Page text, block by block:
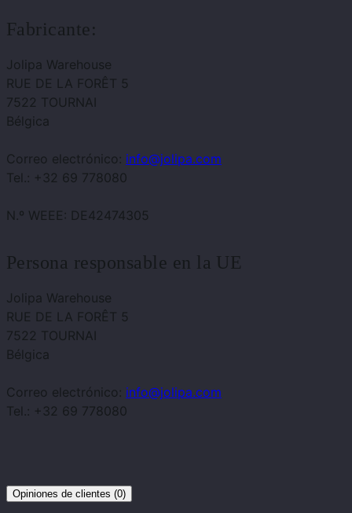
Fabricante:
Jolipa Warehouse
RUE DE LA FORÊT 5
7522 TOURNAI
Bélgica
Correo electrónico: info@jolipa.com
Tel.: +32 69 778080
N.º WEEE: DE42474305
Persona responsable en la UE
Jolipa Warehouse
RUE DE LA FORÊT 5
7522 TOURNAI
Bélgica
Correo electrónico: info@jolipa.com
Tel.: +32 69 778080
Opiniones de clientes (0)